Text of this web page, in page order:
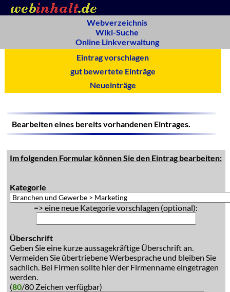
Webverzeichnis
Wiki-Suche
Online Linkverwaltung
Eintrag vorschlagen
gut bewertete Einträge
Neueinträge
Bearbeiten eines bereits vorhandenen Eintrages.
Im folgenden Formular können Sie den Eintrag bearbeiten:
Kategorie
=> eine neue Kategorie vorschlagen (optional):
Überschrift
Geben Sie eine kurze aussagekräftige Überschrift an.
Vermeiden Sie übertriebene Werbesprache und bleiben Sie
sachlich. Bei Firmen sollte hier der Firmenname eingetragen
werden.
(80/80 Zeichen verfügbar)